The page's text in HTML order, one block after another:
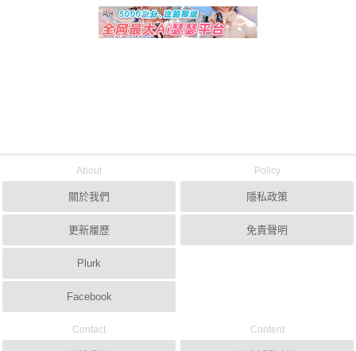
About
關於我們
更新履歷
Plurk
Facebook
Policy
隱私政策
免責聲明
Contact Content